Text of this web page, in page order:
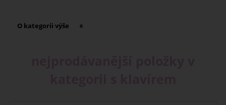
O kategorii výše